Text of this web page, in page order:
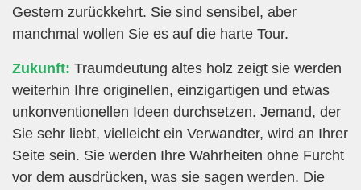
Gestern zurückkehrt. Sie sind sensibel, aber
manchmal wollen Sie es auf die harte Tour.
Zukunft: Traumdeutung altes holz zeigt sie werden
weiterhin Ihre originellen, einzigartigen und etwas
unkonventionellen Ideen durchsetzen. Jemand, der
Sie sehr liebt, vielleicht ein Verwandter, wird an Ihrer
Seite sein. Sie werden Ihre Wahrheiten ohne Furcht
vor dem ausdrücken, was sie sagen werden. Die